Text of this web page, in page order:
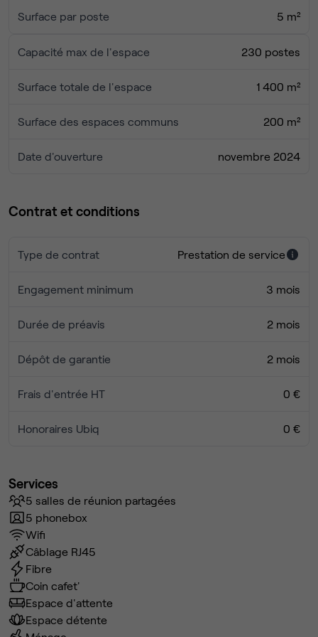
• Imprimante et photocopieuse à disposition
• Possibilité de domicilier votre entreprise sur place
Une localisation stratégique
• Métros lignes 6 et 8 à quelques minutes à pied
• Gare de Lyon accessible en 10 minutes
Bénéficiez d’une solution flexible et sans contrainte pour
Surface par poste 5 m²
Capacité max de l'espace 230 postes
Surface totale de l'espace 1 400 m²
Surface des espaces communs 200 m²
Date d'ouverture novembre 2024
Contrat et conditions
Type de contrat Prestation de service
Engagement minimum 3 mois
Durée de préavis 2 mois
Dépôt de garantie 2 mois
Frais d'entrée HT 0 €
Honoraires Ubiq 0 €
Services
5 salles de réunion partagées
5 phonebox
Wifi
Câblage RJ45
Fibre
Coin cafet'
Espace d'attente
Espace détente